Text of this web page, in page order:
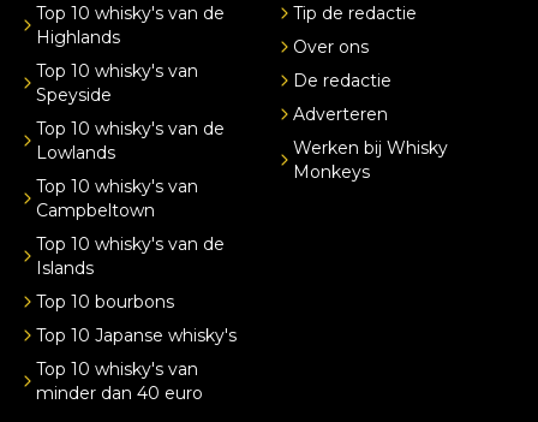
Top 10 whisky's van de
Highlands
Top 10 whisky's van
Speyside
Top 10 whisky's van de
Lowlands
Top 10 whisky's van
Campbeltown
Top 10 whisky's van de
Islands
Top 10 bourbons
Top 10 Japanse whisky's
Top 10 whisky's van
minder dan 40 euro
Tip de redactie
Over ons
De redactie
Adverteren
Werken bij Whisky
Monkeys